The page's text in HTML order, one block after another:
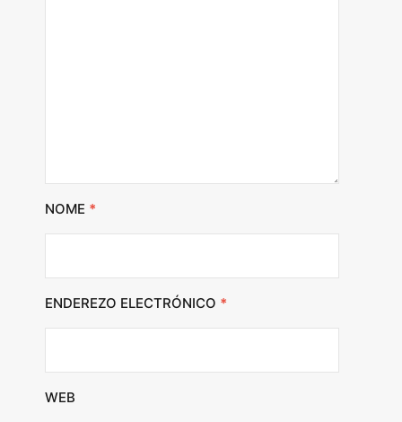
NOME *
ENDEREZO ELECTRÓNICO *
WEB